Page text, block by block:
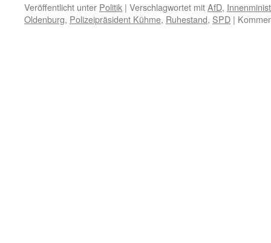
Veröffentlicht unter Politik | Verschlagwortet mitAfD,
Oldenburg, Polizeipräsident Kühme, Ruhestand, SPD |